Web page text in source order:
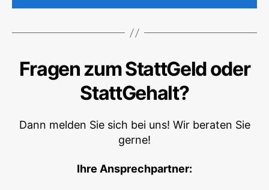
Fragen zum StattGeld oder
StattGehalt?
Dann melden Sie sich bei uns! Wir beraten Sie
gerne!
Ihre Ansprechpartner: